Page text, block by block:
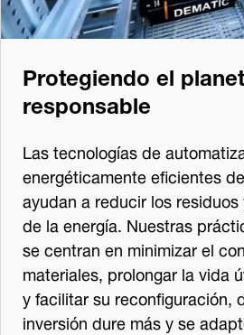
Protegiendo el
responsable
Las tecnologías de
energéticamente eficientes
ayudan a reducir los
de la energía. Nuestras
se centran en minimizar el
materiales, prolongar la vida
y facilitar su reconfiguración,
inversión dure más y se